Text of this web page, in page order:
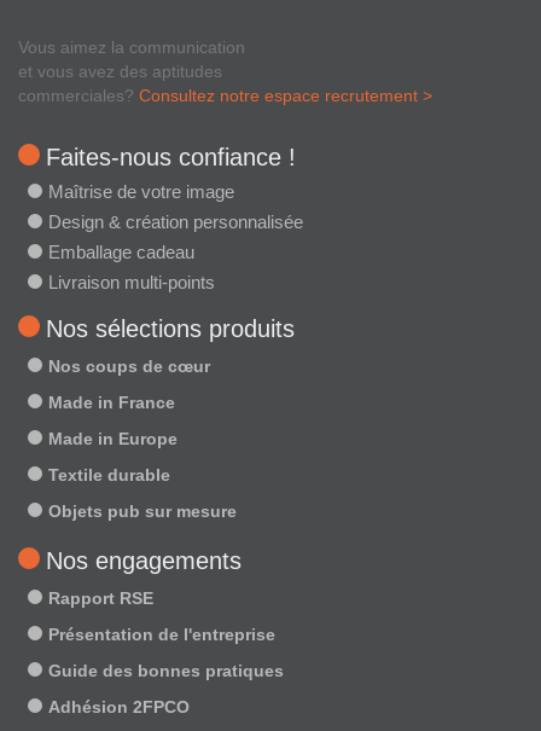
Vous aimez la communication
et vous avez des aptitudes
commerciales? Consultez notre espace recrutement >
Faites-nous confiance !
Maîtrise de votre image
Design & création personnalisée
Emballage cadeau
Livraison multi-points
Nos sélections produits
Nos coups de cœur
Made in France
Made in Europe
Textile durable
Objets pub sur mesure
Nos engagements
Rapport RSE
Présentation de l'entreprise
Guide des bonnes pratiques
Adhésion 2FPCO